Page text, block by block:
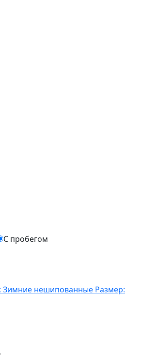
С пробегом
Зимние нешипованные Размер: